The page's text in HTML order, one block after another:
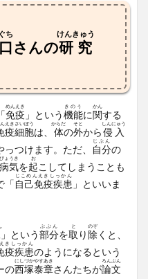
ち
さんの研究
けんきゅう
免疫
めんえき
」という機能
きのう
に関
かん
する
疫
えき
細胞
さいぼう
は、 体
からだ
の外
そと
から侵入
しんにゅう
っつけます。ただ、 自分
じぶん
の
病気
びょうき
を起
お
こしてしまうことも
「自己免疫疾患
じこめんえきしっかん
」といいま
」という部分
ぶぶん
を取
と
り除
のぞ
くと、
疫疾患
きしっかん
のようになるという
の西塚
にしづか
泰章
やすあき
さんたちが論文
ろんぶん